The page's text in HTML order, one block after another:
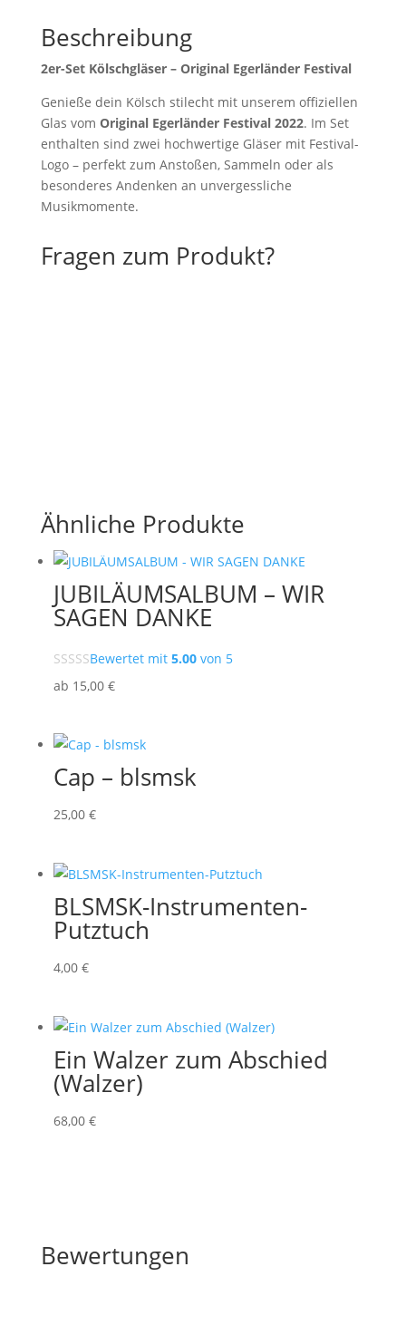
Beschreibung
2er-Set Kölschgläser – Original Egerländer Festival
Genieße dein Kölsch stilecht mit unserem offiziellen
Glas vom Original Egerländer Festival 2022. Im Set
enthalten sind zwei hochwertige Gläser mit Festival-
Logo – perfekt zum Anstoßen, Sammeln oder als
besonderes Andenken an unvergessliche
Musikmomente.
Fragen zum Produkt?
Ähnliche Produkte
JUBILÄUMSALBUM – WIR
SAGEN DANKE
Bewertet mit 5.00von 5
ab 15,00 €
Cap – blsmsk
25,00 €
BLSMSK-Instrumenten-
Putztuch
4,00 €
Ein Walzer zum Abschied
(Walzer)
68,00 €
Bewertungen